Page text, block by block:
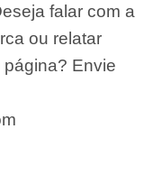
falar com a
ou relatar
Envie